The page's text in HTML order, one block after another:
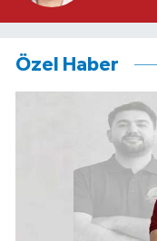
Özel Haber